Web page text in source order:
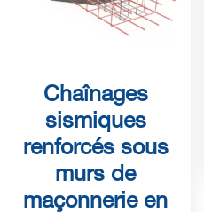
Chaînages
sismiques
renforcés sous
murs de
maçonnerie en